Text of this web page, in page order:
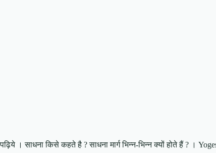
पढ़िये । साधना किसे कहते है ? साधना मार्ग भिन्न-भिन्न क्यों होते हैं ? ।